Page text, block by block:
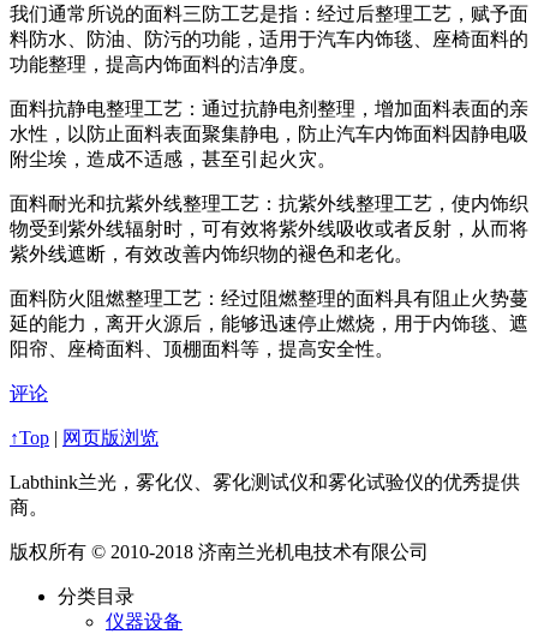
我们通常所说的面料三防工艺是指：经过后整理工艺，赋予面
料防水、防油、防污的功能，适用于汽车内饰毯、座椅面料的
功能整理，提高内饰面料的洁净度。
面料抗静电整理工艺：通过抗静电剂整理，增加面料表面的亲
水性，以防止面料表面聚集静电，防止汽车内饰面料因静电吸
附尘埃，造成不适感，甚至引起火灾。
面料耐光和抗紫外线整理工艺：抗紫外线整理工艺，使内饰织
物受到紫外线辐射时，可有效将紫外线吸收或者反射，从而将
紫外线遮断，有效改善内饰织物的褪色和老化。
面料防火阻燃整理工艺：经过阻燃整理的面料具有阻止火势蔓
延的能力，离开火源后，能够迅速停止燃烧，用于内饰毯、遮
阳帘、座椅面料、顶棚面料等，提高安全性。
评论
↑Top | 网页版浏览
Labthink兰光，雾化仪、雾化测试仪和雾化试验仪的优秀提供
商。
版权所有 © 2010-2018 济南兰光机电技术有限公司
分类目录
仪器设备